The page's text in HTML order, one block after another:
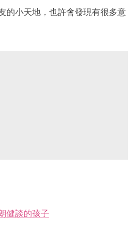
的小天地，也許會發現有很多意
健談的孩子